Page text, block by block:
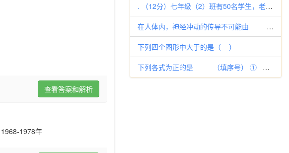
查看答案和解析
1968-1978年
. （12分）七年级（2）班有50名学生，老师安排每人制作一件A型或B型的陶艺品，学校现有甲种制作材料36kg ，乙种制
在人体内，神经冲动的传导不可能由 A．轴突→
下列四个图形中大于的是（ ）
下列各式为正的是 （填序号） ① ② ③ ④